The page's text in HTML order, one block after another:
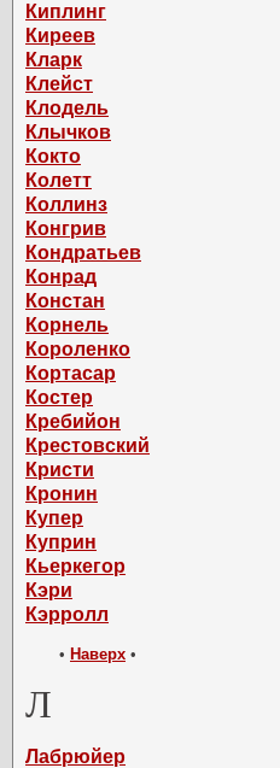
Киплинг
Киреев
Кларк
Клейст
Клодель
Клычков
Кокто
Колетт
Коллинз
Конгрив
Кондратьев
Конрад
Констан
Корнель
Короленко
Кортасар
Костер
Кребийон
Крестовский
Кристи
Кронин
Купер
Куприн
Кьеркегор
Кэри
Кэрролл
• Наверх •
Л
Лабрюйер